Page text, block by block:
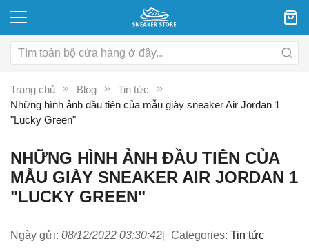
Trang chủ Blog
Tin tức
Những hình ảnh đầu tiên của mẫu giày sneaker Air Jordan 1
"Lucky Green"
NHỮNG HÌNH ẢNH ĐẦU TIÊN CỦA
MẪU GIÀY SNEAKER AIR JORDAN 1
"LUCKY GREEN"
Ngày gửi: 08/12/2022 03:30:42 Categories: Tin tức